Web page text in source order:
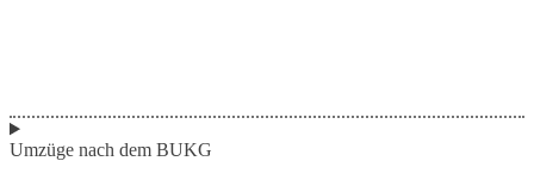
Umzüge nach dem BUKG